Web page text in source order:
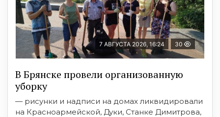
7 АВГУСТА 2026, 16:24 30
В Брянске провели организованную
уборку
— рисунки и надписи на домах ликвидировали
на Красноармейской, Дуки, Станке Димитрова,